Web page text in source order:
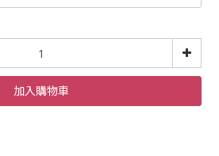
加入購物車